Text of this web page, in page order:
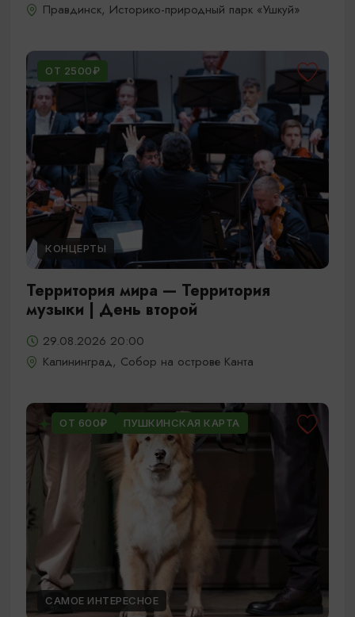
Правдинск, Историко-природный парк «Ушкуй»
ОТ 2500₽
КОНЦЕРТЫ
Территория мира — Территория
музыки | День второй
29.08.2026 20:00
Калининград, Собор на острове Канта
ОТ 600₽ ПУШКИНСКАЯ КАРТА
САМОЕ ИНТЕРЕСНОЕ